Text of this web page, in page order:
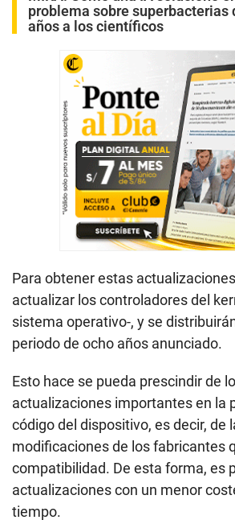
problema sobre superbacterias
años a los científicos
Para obtener estas
actualizar los controladores del
sistema operativo-, y se
periodo de ocho años anunciado.
Esto hace se pueda prescindir de
actualizaciones importantes en la
código del dispositivo, es decir, de
modificaciones de los fabricantes
compatibilidad. De esta forma, es
actualizaciones con un menor
tiempo.